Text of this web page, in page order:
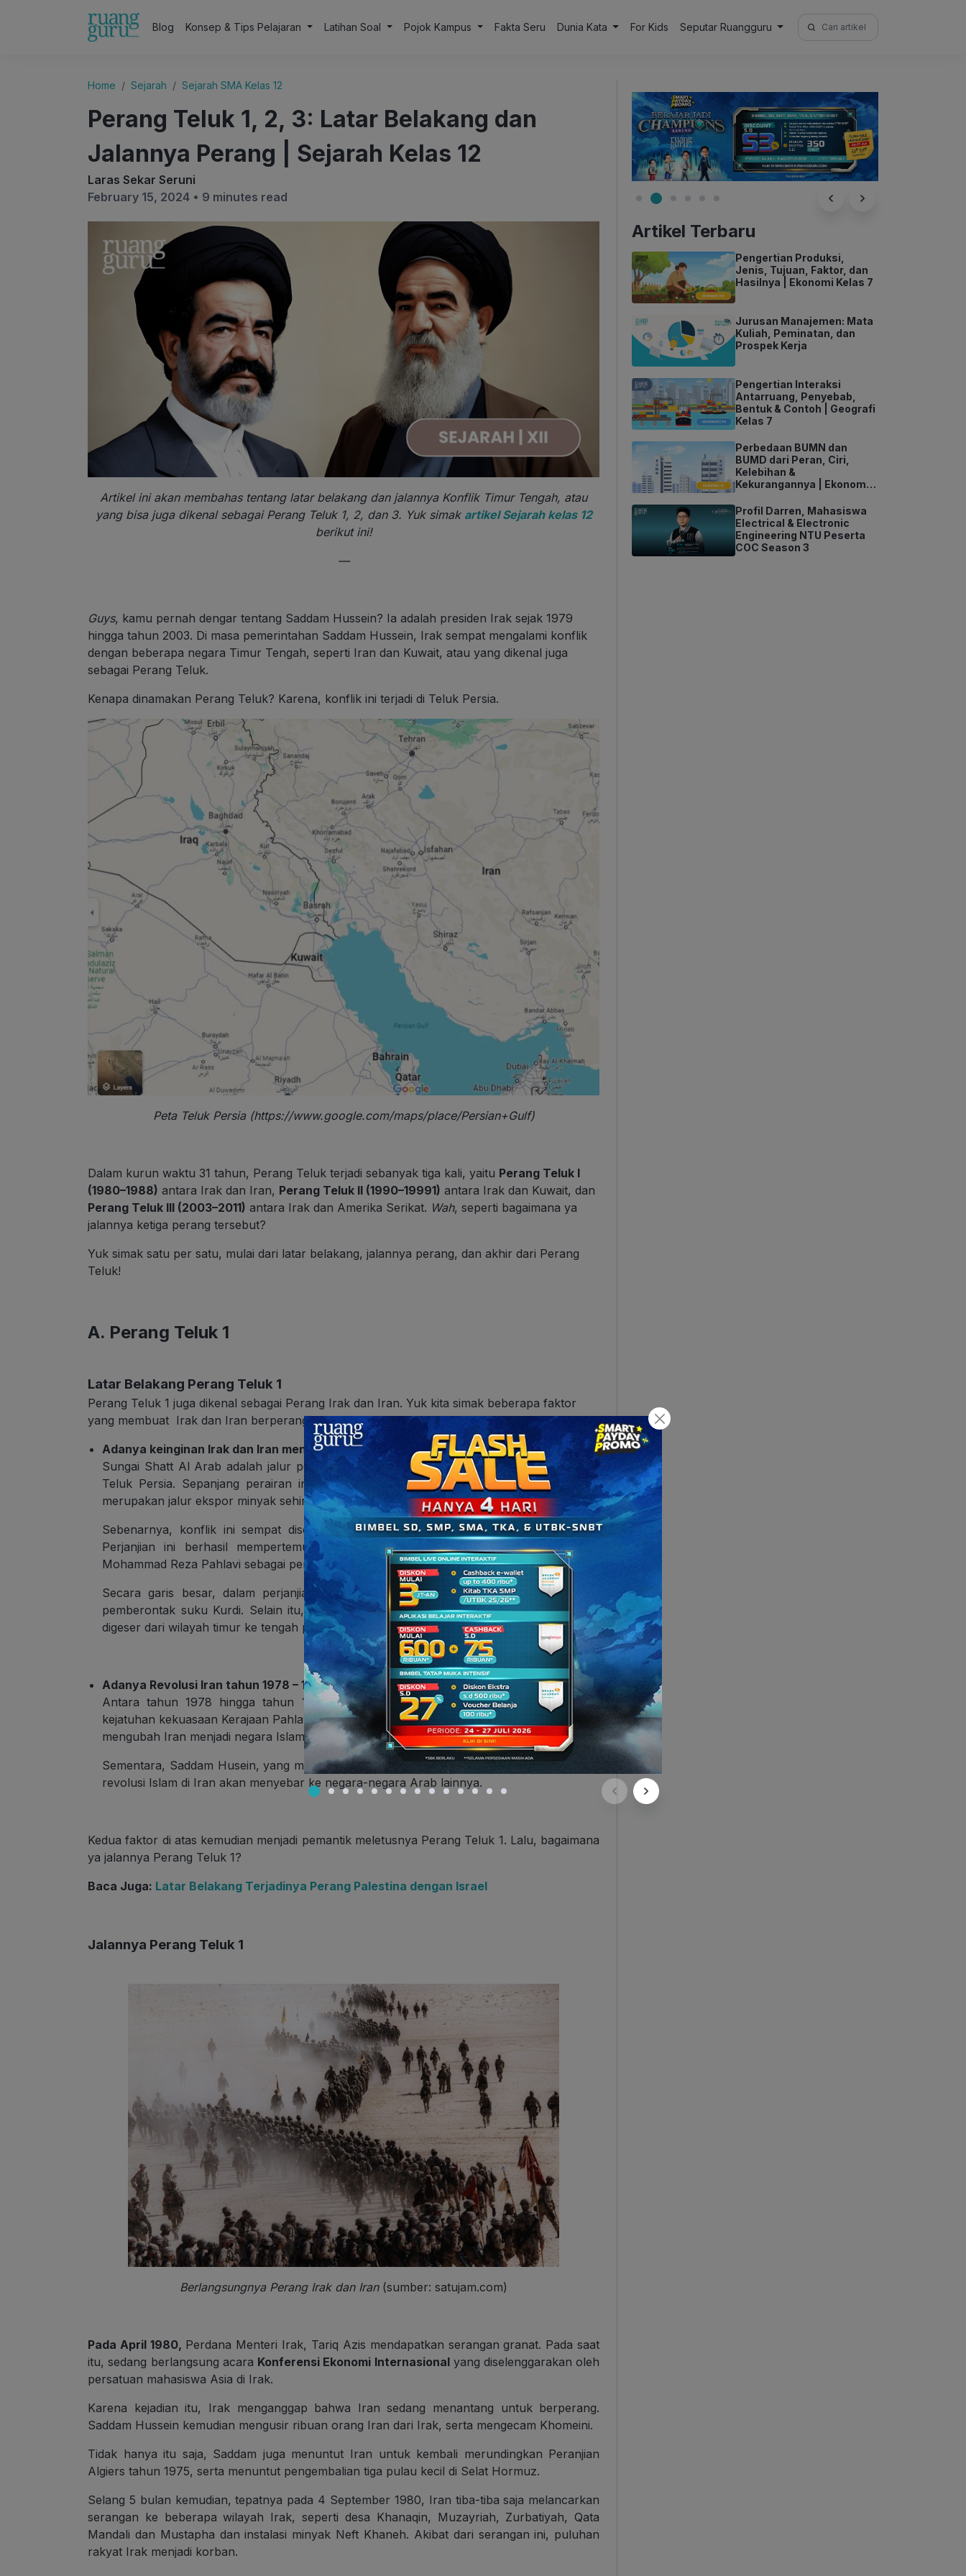
Blog Konsep & Tips Pelajaran Latihan Soal Pojok Kampus Fakta Seru Dunia Kata For Kids Seputar Ruangguru
Search
for:
Home Sejarah Sejarah SMA Kelas 12
Perang Teluk 1, 2, 3: Latar Belakang dan
Jalannya Perang | Sejarah Kelas 12
Laras Sekar Seruni
February 15, 2024 • 9 minutes read
Artikel ini akan membahas tentang latar belakang dan jalannya Konflik Timur Tengah, atau
yang bisa juga dikenal sebagai Perang Teluk 1, 2, dan 3. Yuk simak artikel Sejarah kelas 12
berikut ini!
—
Guys, kamu pernah dengar tentang Saddam Hussein? Ia adalah presiden Irak sejak 1979
hingga tahun 2003. Di masa pemerintahan Saddam Hussein, Irak sempat mengalami konflik
dengan beberapa negara Timur Tengah, seperti Iran dan Kuwait, atau yang dikenal juga
sebagai Perang Teluk.
Kenapa dinamakan Perang Teluk? Karena, konflik ini terjadi di Teluk Persia.
Peta Teluk Persia (https://www.google.com/maps/place/Persian+Gulf)
Dalam kurun waktu 31 tahun, Perang Teluk terjadi sebanyak tiga kali, yaitu Perang Teluk I
(1980–1988) antara Irak dan Iran, Perang Teluk II (1990–19991) antara Irak dan Kuwait, dan
Perang Teluk III (2003–2011) antara Irak dan Amerika Serikat. Wah, seperti bagaimana ya
jalannya ketiga perang tersebut?
Yuk simak satu per satu, mulai dari latar belakang, jalannya perang, dan akhir dari Perang
Teluk!
A. Perang Teluk 1
Latar Belakang Perang Teluk 1
Perang Teluk 1 juga dikenal sebagai Perang Irak dan Iran. Yuk kita simak beberapa faktor
yang membuat Irak dan Iran berperang:
Adanya keinginan Irak dan Iran menguasai Sungai Shatt Al Arab
Sungai Shatt Al Arab adalah jalur perariran strategis yang memisahkan Irak-Iran menuju
Teluk Persia. Sepanjang perairan ini dibangun pelabuhan-pelabuhan besar, wilayah ini
merupakan jalur ekspor minyak sehingga menjadi wilayah sengketa.
Sebenarnya, konflik ini sempat diselesaikan dalam Perjanjian Algier pada tahun 1975.
Perjanjian ini berhasil mempertemukan Saddam Hussein sebagai presiden Irak dan
Mohammad Reza Pahlavi sebagai pemimpin Iran.
Secara garis besar, dalam perjanjian ini, Iran harus menghentikan dukungan kepada
pemberontak suku Kurdi. Selain itu, perbatasan wilayah Irak-Iran di Shatt al Arab akan
digeser dari wilayah timur ke tengah perairan.
Adanya Revolusi Iran tahun 1978 – 1979
Antara tahun 1978 hingga tahun 1979, di Iran terjadi Revolusi Islam yang menandai
kejatuhan kekuasaan Kerajaan Pahlavi. Pada saat itu, Ayatollah Ruhollah Khomeini berhasil
mengubah Iran menjadi negara Islam bermazhab Syiah.
Sementara, Saddam Husein, yang merupakan seorang muslim aliran Sunni yang khawatir
revolusi Islam di Iran akan menyebar ke negara-negara Arab lainnya.
Kedua faktor di atas kemudian menjadi pemantik meletusnya Perang Teluk 1. Lalu, bagaimana
ya jalannya Perang Teluk 1?
Baca Juga: Latar Belakang Terjadinya Perang Palestina dengan Israel
Jalannya Perang Teluk 1
Berlangsungnya Perang Irak dan Iran(sumber: satujam.com)
Pada April 1980, Perdana Menteri Irak, Tariq Azis mendapatkan serangan granat. Pada saat
itu, sedang berlangsung acara Konferensi Ekonomi Internasionalyang diselenggarakan oleh
persatuan mahasiswa Asia di Irak.
Karena kejadian itu, Irak menganggap bahwa Iran sedang menantang untuk berperang.
Saddam Hussein kemudian mengusir ribuan orang Iran dari Irak, serta mengecam Khomeini.
Tidak hanya itu saja, Saddam juga menuntut Iran untuk kembali merundingkan Peranjian
Algiers tahun 1975, serta menuntut pengembalian tiga pulau kecil di Selat Hormuz.
Selang 5 bulan kemudian, tepatnya pada 4 September 1980, Iran tiba-tiba saja melancarkan
serangan ke beberapa wilayah Irak, seperti desa Khanaqin, Muzayriah, Zurbatiyah, Qata
Mandali dan Mustapha dan instalasi minyak Neft Khaneh. Akibat dari serangan ini, puluhan
rakyat Irak menjadi korban.
Artikel Terbaru
Pengertian Produksi,
Jenis, Tujuan, Faktor, dan
Hasilnya | Ekonomi Kelas 7
Jurusan Manajemen: Mata
Kuliah, Peminatan, dan
Prospek Kerja
Pengertian Interaksi
Antarruang, Penyebab,
Bentuk & Contoh | Geografi
Kelas 7
Perbedaan BUMN dan
BUMD dari Peran, Ciri,
Kelebihan &
Kekurangannya | Ekonomi
Profil Darren, Mahasiswa
Electrical & Electronic
Engineering NTU Peserta
COC Season 3